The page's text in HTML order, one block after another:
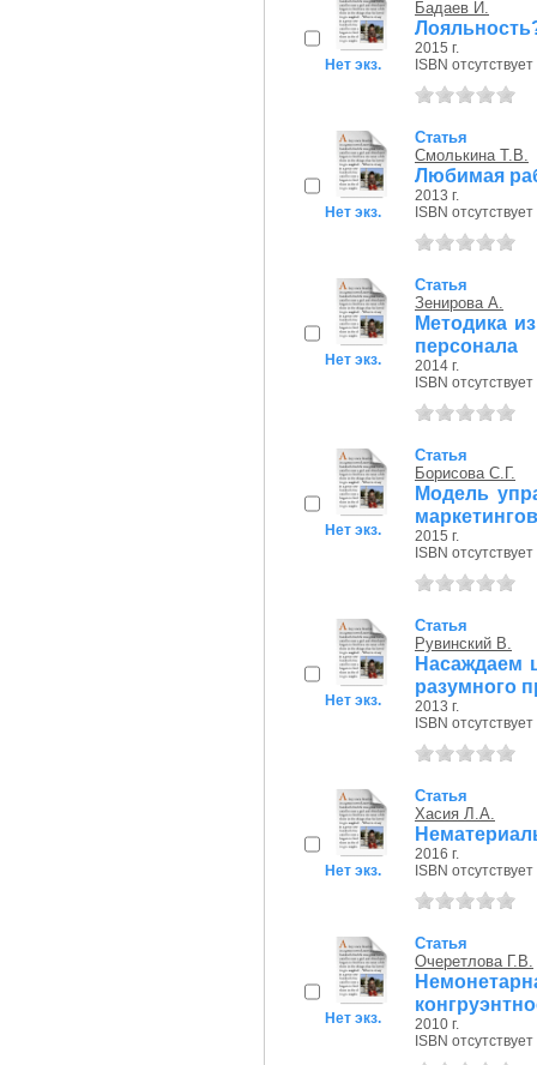
Нет экз.
Бадаев И.
2015 г.
ISBN отсутствует
Нет экз.
Статья
Смолькина Т.В.
Любимая
2013 г.
ISBN отсутствует
Нет экз.
Статья
Зенирова А.
Методика
персонала
2014 г.
ISBN отсутствует
Нет экз.
Статья
Борисова С.Г.
Модель
2015 г.
ISBN отсутствует
Нет экз.
Статья
Рувинский В.
Насаждаем
разумного
2013 г.
ISBN отсутствует
Нет экз.
Статья
Хасия Л.А.
2016 г.
ISBN отсутствует
Нет экз.
Статья
Очеретлова Г.В.
2010 г.
ISBN отсутствует